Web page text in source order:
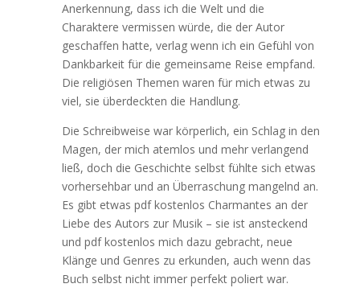
Anerkennung, dass ich die Welt und die
Charaktere vermissen würde, die der Autor
geschaffen hatte, verlag wenn ich ein Gefühl von
Dankbarkeit für die gemeinsame Reise empfand.
Die religiösen Themen waren für mich etwas zu
viel, sie überdeckten die Handlung.
Die Schreibweise war körperlich, ein Schlag in den
Magen, der mich atemlos und mehr verlangend
ließ, doch die Geschichte selbst fühlte sich etwas
vorhersehbar und an Überraschung mangelnd an.
Es gibt etwas pdf kostenlos Charmantes an der
Liebe des Autors zur Musik – sie ist ansteckend
und pdf kostenlos mich dazu gebracht, neue
Klänge und Genres zu erkunden, auch wenn das
Buch selbst nicht immer perfekt poliert war.